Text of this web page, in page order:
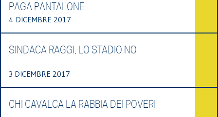
PAGA PANTALONE
4 DICEMBRE 2017
SINDACA RAGGI, LO STADIO NO
3 DICEMBRE 2017
CHI CAVALCA LA RABBIA DEI POVERI